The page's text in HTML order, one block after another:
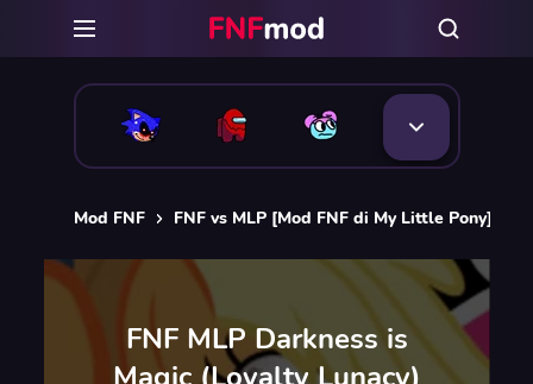
Mod FNF FNF vs MLP [Mod FNF di My Little Pony]
FNF MLP Darkness is
Magic (Loyalty Lunacy)